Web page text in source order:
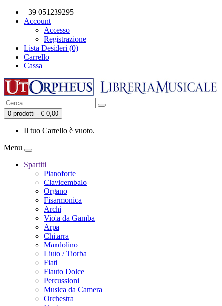
+39 051239295
Account
Accesso
Registrazione
Lista Desideri (0)
Carrello
Cassa
0 prodotti - € 0,00
Il tuo Carrello è vuoto.
Menu
Spartiti
Pianoforte
Clavicembalo
Organo
Fisarmonica
Archi
Viola da Gamba
Arpa
Chitarra
Mandolino
Liuto / Tiorba
Fiati
Flauto Dolce
Percussioni
Musica da Camera
Orchestra